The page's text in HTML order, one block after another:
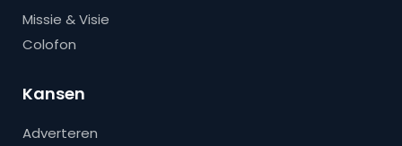
Missie & Visie
Colofon
Kansen
Adverteren